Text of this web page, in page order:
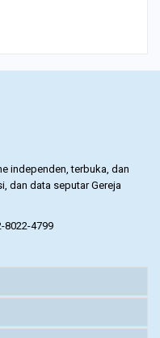
independen, terbuka, dan
dan data seputar Gereja
8022-4799